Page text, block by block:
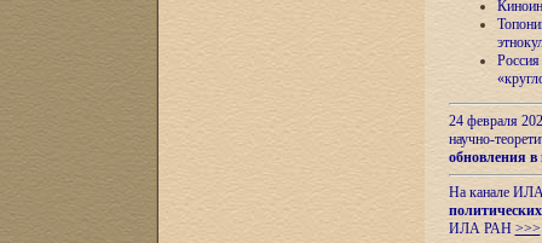
24 февраля
научно-
обновления в
На канале
ИЛА РАН >>>